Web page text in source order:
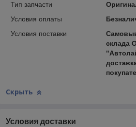
Тип запчасти
Условия оплаты
Условия поставки
склада
Скрыть
Условия доставки